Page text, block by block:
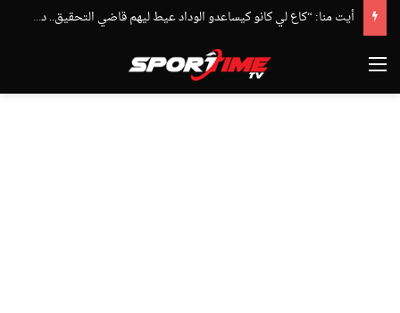
أيت منا: “كاع لي كانو كيساعدو الوداد عيط ليهم قاضي التحقيق.. دابا حتى شي واحد ما بقا باغي يعاون”
القائمة